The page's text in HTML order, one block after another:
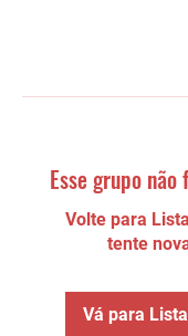
Esse grupo
Volte para
tente
Vá para